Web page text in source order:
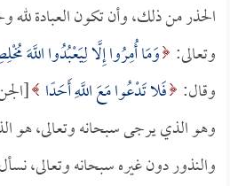
الحذر من ذلك، وأن تكون العبادة لله
وتعالى: وَمَا أُمِرُوا إِلَّا لِيَعْبُدُوا اللَّهَ
وقال: فَلا تَدْعُوا مَعَ اللَّهِ أَحَدًا
وهو الذي يرجى سبحانه وتعالى، هو
والنذور دون غيره سبحانه وتعالى،